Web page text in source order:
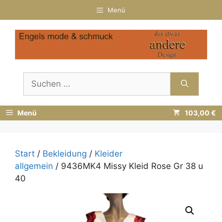
Inhalt
springen
Menü
nach:
Menü 103,00 €
Start / Bekleidung / Kleider
allgemein / 9436MK4 Missy Kleid Rose Gr 38 u
40